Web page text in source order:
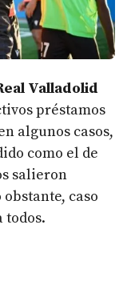
Valladolid
préstamos
algunos casos,
como el de
salieron
caso
todos.